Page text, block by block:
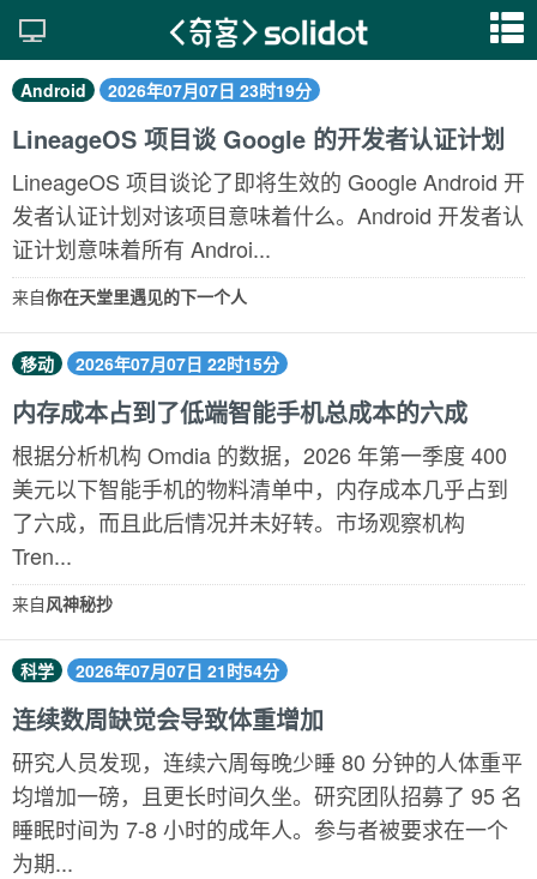
Android 2026年07月07日 23时19分
LineageOS 项目谈 Google 的开发者认证计划
LineageOS 项目谈论了即将生效的 Google Android 开
发者认证计划对该项目意味着什么。Android 开发者认
证计划意味着所有 Androi...
来自你在天堂里遇见的下一个人
移动 2026年07月07日 22时15分
内存成本占到了低端智能手机总成本的六成
根据分析机构 Omdia 的数据，2026 年第一季度 400
美元以下智能手机的物料清单中，内存成本几乎占到
了六成，而且此后情况并未好转。市场观察机构
Tren...
来自风神秘抄
科学 2026年07月07日 21时54分
连续数周缺觉会导致体重增加
研究人员发现，连续六周每晚少睡 80 分钟的人体重平
均增加一磅，且更长时间久坐。研究团队招募了 95 名
睡眠时间为 7-8 小时的成年人。参与者被要求在一个
为期...